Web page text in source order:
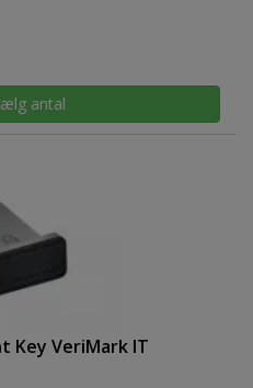
antal
Key VeriMark IT